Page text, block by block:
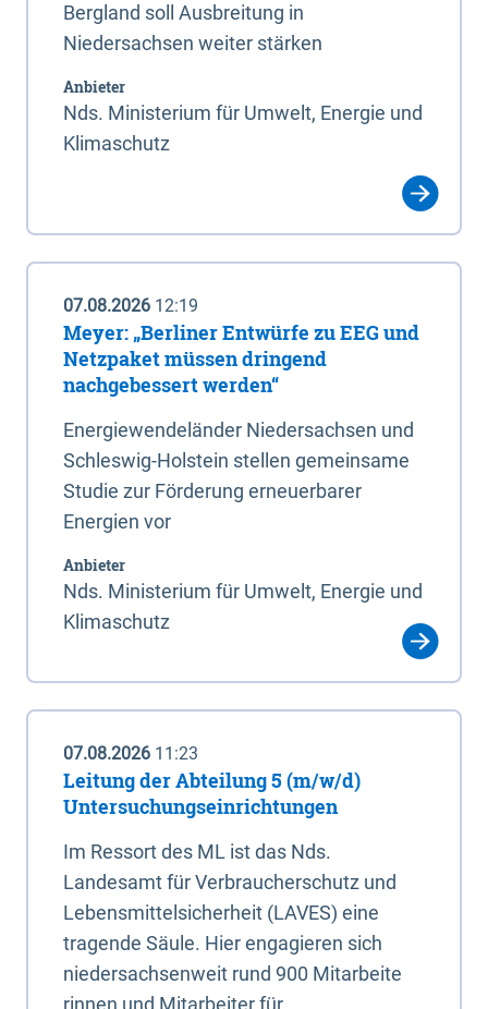
Bergland soll Ausbreitung in
Niedersachsen weiter stärken
Anbieter
Nds. Ministerium für Umwelt, Energie und
Klimaschutz
07.08.2026 12:19
Meyer: „Berliner Entwürfe zu EEG und
Netzpaket müssen dringend
nachgebessert werden“
Energiewendeländer Niedersachsen und
Schleswig-Holstein stellen gemeinsame
Studie zur Förderung erneuerbarer
Energien vor
Anbieter
Nds. Ministerium für Umwelt, Energie und
Klimaschutz
07.08.2026 11:23
Leitung der Abteilung 5 (m/w/d)
Untersuchungseinrichtungen
Im Ressort des ML ist das Nds.
Landesamt für Verbraucherschutz und
Lebensmittelsicherheit (LAVES) eine
tragende Säule. Hier engagieren sich
niedersachsenweit rund 900 Mitarbeite